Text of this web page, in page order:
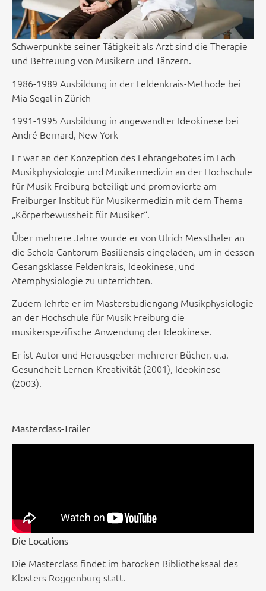
Schwerpunkte seiner Tätigkeit als Arzt sind die Therapie
und Betreuung von Musikern und Tänzern.
1986-1989 Ausbildung in der Feldenkrais-Methode bei
Mia Segal in Zürich
1991-1995 Ausbildung in angewandter Ideokinese bei
André Bernard, New York
Er war an der Konzeption des Lehrangebotes im Fach
Musikphysiologie und Musikermedizin an der Hochschule
für Musik Freiburg beteiligt und promovierte am
Freiburger Institut für Musikermedizin mit dem Thema
„Körperbewussheit für Musiker“.
Über mehrere Jahre wurde er von Ulrich Messthaler an
die Schola Cantorum Basiliensis eingeladen, um in dessen
Gesangsklasse Feldenkrais, Ideokinese, und
Atemphysiologie zu unterrichten.
Zudem lehrte er im Masterstudiengang Musikphysiologie
an der Hochschule für Musik Freiburg die
musikerspezifische Anwendung der Ideokinese.
Er ist Autor und Herausgeber mehrerer Bücher, u.a.
Gesundheit-Lernen-Kreativität (2001), Ideokinese
(2003).
Masterclass-Trailer
Die Locations
Die Masterclass findet im barocken Bibliotheksaal des
Klosters Roggenburg statt.